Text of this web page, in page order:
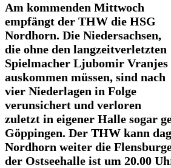
Am kommenden Mittwoch
empfängt der THW die HSG
Nordhorn. Die Niedersachsen,
die ohne den langzeitverletzten
Spielmacher Ljubomir Vranjes
auskommen müssen, sind nach
vier Niederlagen in Folge
verunsichert und verloren
zuletzt in eigener Halle sogar
Göppingen. Der THW kann
Nordhorn weiter die
der Ostseehalle ist um 20.00